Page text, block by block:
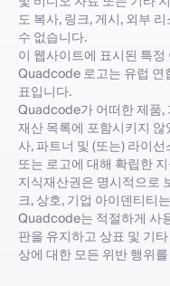
도 복사, 링크, 게시, 외부
수 없습니다.
이 웹사이트에 표시된 특
Quadcode 로고는 유럽 연
표입니다.
Quadcode가 어떠한 제품,
재산 목록에 포함시키지
사, 파트너 및 (또는) 라이
또는 로고에 대해 확립한
지식재산권은 명시적으로
크, 상호, 기업 아이덴티티
Quadcode는 적절하게 사
판을 유지하고 상표 및 기
상에 대한 모든 위반 행위